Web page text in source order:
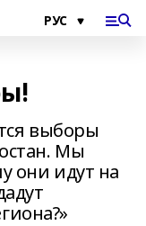
выборы
Мы
они идут на